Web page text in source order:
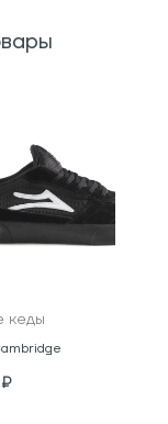
кеды
₽